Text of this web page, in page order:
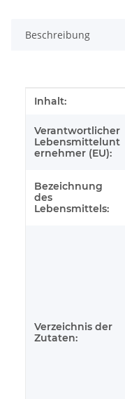
Beschreibung
Produkteigenschaft
Wert
Inhalt:
Verantwortlicher
Lebensmittelunt
ernehmer (EU):
Bezeichnung
des
Lebensmittels:
Verzeichnis der
Zutaten: